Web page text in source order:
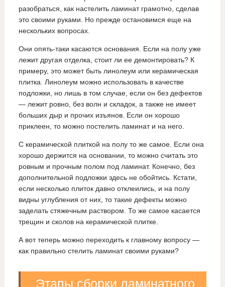
разобраться, как настелить ламинат грамотно, сделав
это своими руками. Но прежде остановимся еще на
нескольких вопросах.
Они опять-таки касаются основания. Если на полу уже
лежит другая отделка, стоит ли ее демонтировать? К
примеру, это может быть линолеум или керамическая
плитка. Линолеум можно использовать в качестве
подложки, но лишь в том случае, если он без дефектов
— лежит ровно, без волн и складок, а также не имеет
больших дыр и прочих изъянов. Если он хорошо
приклеен, то можно постелить ламинат и на него.
С керамической плиткой на полу то же самое. Если она
хорошо держится на основании, то можно считать это
ровным и прочным полом под ламинат. Конечно, без
дополнительной подложки здесь не обойтись. Кстати,
если несколько плиток давно отклеились, и на полу
видны углубления от них, то такие дефекты можно
заделать стяжечным раствором. То же самое касается
трещин и сколов на керамической плитке.
А вот теперь можно переходить к главному вопросу —
как правильно стелить ламинат своими руками?
Этапы сборки ламинатного